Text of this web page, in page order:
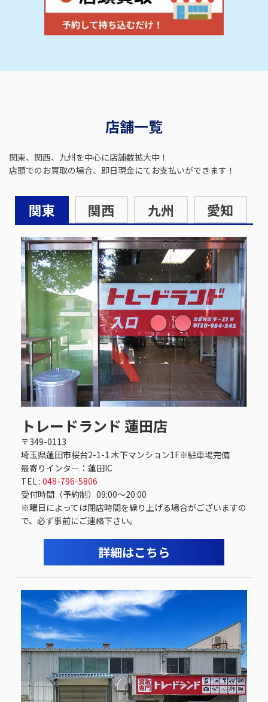
店舗一覧
関東、関西、九州を中心に店舗数拡大中！
店頭でのお買取の場合、即日現金にてお支払いができます！
関東 関西 九州 愛知
トレードランド 蓮田店
〒349-0113
埼玉県蓮田市桜台2-1-1 木下マンション1F※駐車場完備
最寄りインター：蓮田IC
TEL : 048-796-5806
受付時間（予約制）09:00〜20:00
※曜日によっては閉店時間を繰り上げる場合がございますの
で、必ず事前にご連絡下さい。
詳細はこちら